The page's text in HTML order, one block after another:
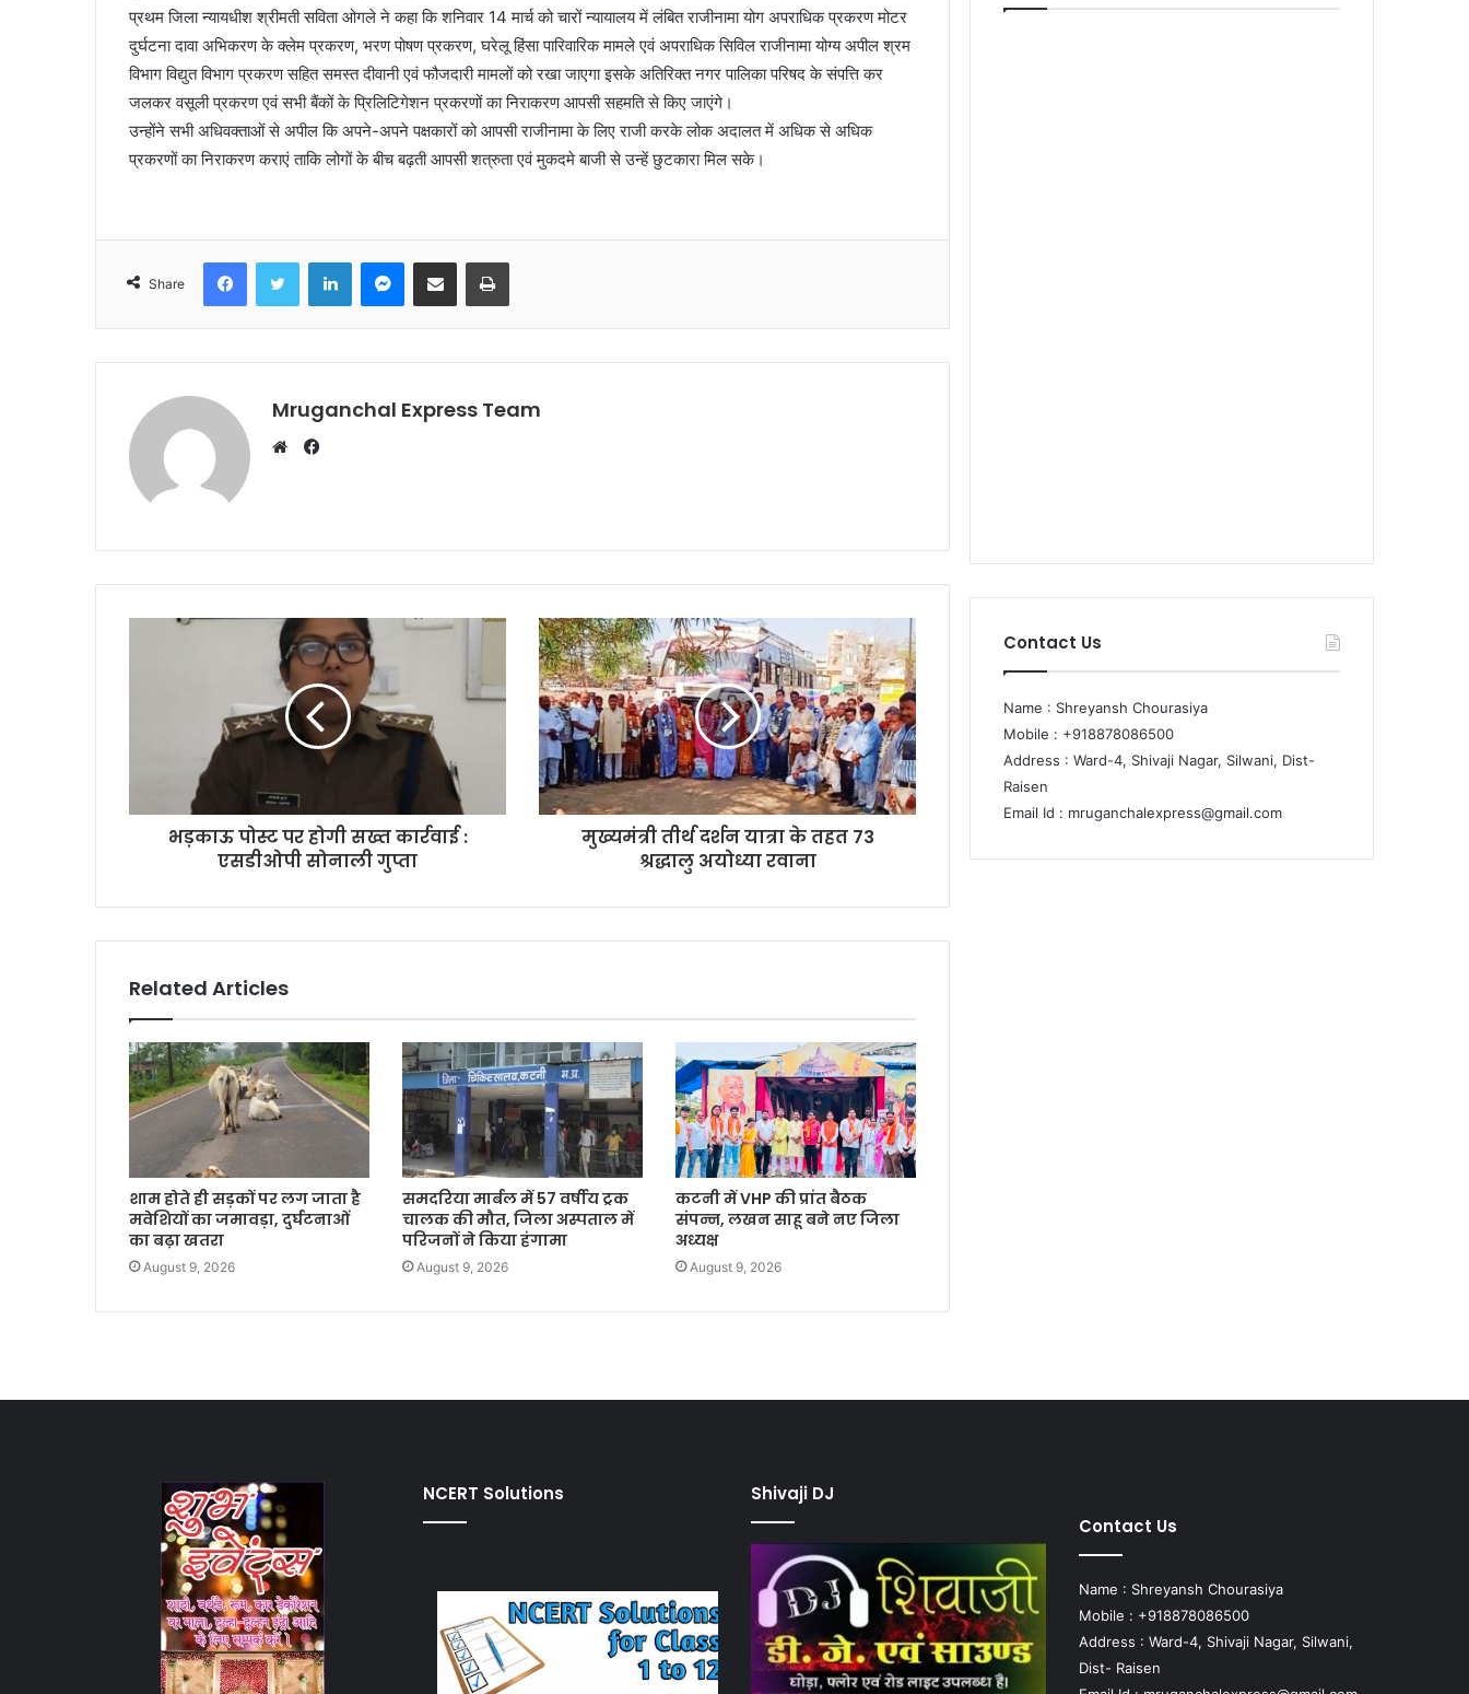
प्रथम जिला न्यायधीश श्रीमती सविता ओगले ने कहा कि शनिवार 14 मार्च को चारों न्यायालय में लंबित राजीनामा योग अपराधिक प्रकरण मोटर
दुर्घटना दावा अभिकरण के क्लेम प्रकरण, भरण पोषण प्रकरण, घरेलू हिंसा पारिवारिक मामले एवं अपराधिक सिविल राजीनामा योग्य अपील श्रम
विभाग विद्युत विभाग प्रकरण सहित समस्त दीवानी एवं फौजदारी मामलों को रखा जाएगा इसके अतिरिक्त नगर पालिका परिषद के संपत्ति कर
जलकर वसूली प्रकरण एवं सभी बैंकों के प्रिलिटिगेशन प्रकरणों का निराकरण आपसी सहमति से किए जाएंगे।
उन्होंने सभी अधिवक्ताओं से अपील कि अपने-अपने पक्षकारों को आपसी राजीनामा के लिए राजी करके लोक अदालत में अधिक से अधिक
प्रकरणों का निराकरण कराएं ताकि लोगों के बीच बढ़ती आपसी शत्रुता एवं मुकदमे बाजी से उन्हें छुटकारा मिल सके।
Share
FacebookTwitter LinkedInMessenger
Share via Email Print
Mruganchal Express Team
Facebook
भड़काऊ पोस्ट पर होगी सख्त कार्रवाई :
एसडीओपी सोनाली गुप्ता
मुख्यमंत्री तीर्थ दर्शन यात्रा के तहत 73
श्रद्धालु अयोध्या रवाना
Related Articles
शाम होते ही सड़कों पर लग जाता है
मवेशियों का जमावड़ा, दुर्घटनाओं
का बढ़ा खतरा
August 9, 2026
समदरिया मार्बल में 57 वर्षीय ट्रक
चालक की मौत, जिला अस्पताल में
परिजनों ने किया हंगामा
August 9, 2026
कटनी में VHP की प्रांत बैठक
संपन्न, लखन साहू बने नए जिला
अध्यक्ष
August 9, 2026
Contact Us
Name : Shreyansh Chourasiya
Mobile : +918878086500
Address : Ward-4, Shivaji Nagar, Silwani, Dist-
Raisen
Email Id : mruganchalexpress@gmail.com
NCERT Solutions
Shivaji DJ
Contact Us
Name : Shreyansh Chourasiya
Mobile : +918878086500
Address : Ward-4, Shivaji Nagar, Silwani,
Dist- Raisen